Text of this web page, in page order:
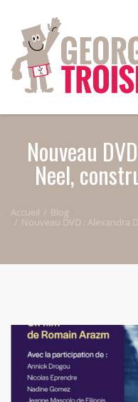
Nouveau
Neel,
Accueil Blog
Nouveau DVD : Alexandra